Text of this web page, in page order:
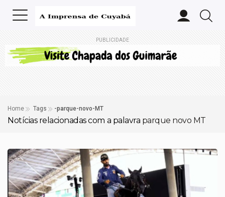
PUBLICIDADE
Home Tags -parque-novo-MT
Notícias relacionadas com a palavra parque novo MT